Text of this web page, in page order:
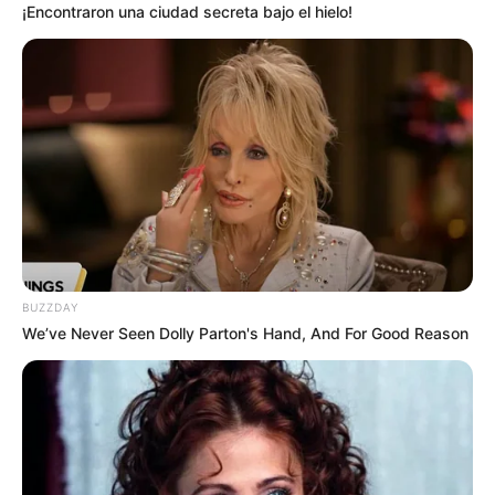
contra policías en Amalfi
NOTICIAS ANTIOQUIA
Niños heridos realizaban
labores de campo cuando
activaron accidentalmente
explosivo de disidencias
FARC en San Andrés de
Cuerquia
Niños heridos por
explosivo de las Farc son
atendidos en el Pablo
Tobón. Gobierno aún no se
pronuncia por el acto
criminal
¡Encontraron una ciudad secreta bajo el hielo!
BUZZDAY
We’ve Never Seen Dolly Parton's Hand, And For Good Reason